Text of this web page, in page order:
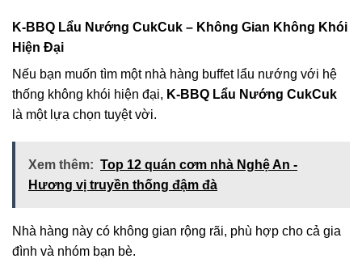
K-BBQ Lẩu Nướng CukCuk – Không Gian Không Khói
Hiện Đại
Nếu bạn muốn tìm một nhà hàng buffet lẩu nướng với hệ
thống không khói hiện đại, K-BBQ Lẩu Nướng CukCuk
là một lựa chọn tuyệt vời.
Xem thêm: Top 12 quán cơm nhà Nghệ An -
Hương vị truyền thống đậm đà
Nhà hàng này có không gian rộng rãi, phù hợp cho cả gia
đình và nhóm bạn bè.